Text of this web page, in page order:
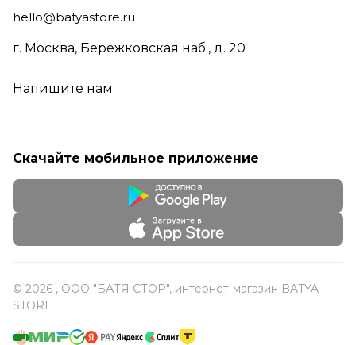
hello@batyastore.ru
г. Москва, Бережковская наб., д. 20
Напишите нам
Скачайте мобильное приложение
© 2026 , ООО "БАТЯ СТОР", интернет-магазин BATYA
STORE